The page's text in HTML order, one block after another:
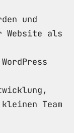
und
Website als
Team